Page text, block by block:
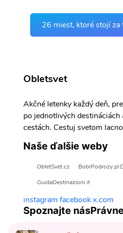
26 miest, ktoré stojí za
Obletsvet
Akčné letenky každý deň,
po jednotlivých destináciách
cestách. Cestuj svetom
Naše ďalšie weby
ObletSvet.cz BobrPodrozy.pl
GuidaDestinazioni.it
instagram facebookx.com
Spoznajte nás